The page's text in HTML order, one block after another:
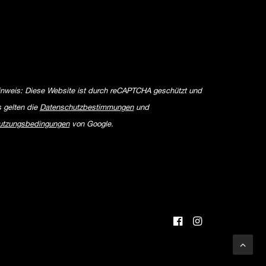
Diese Website ist durch reCAPTCHA geschützt und
gelten die Datenschutzbestimmungenund
von Google.